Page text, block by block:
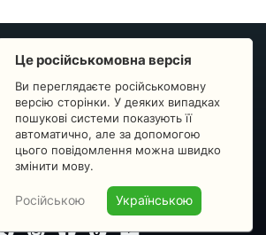
ОБРАТНАЯ СВЯЗЬ
вопрос Статистика изменений
О сервисе
Преподавателям
Новости
Пульс страны
Угода підписника
Це російськомовна версія
Ви переглядаєте російськомовну
версію сторінки. У деяких випадках
пошукові системи показують її
автоматично, але за допомогою
цього повідомлення можна швидко
змінити мову.
Російською Українською